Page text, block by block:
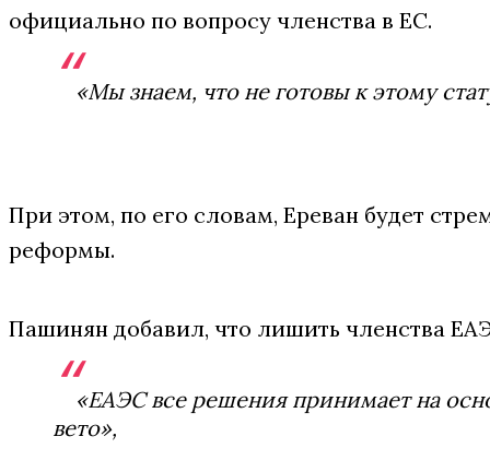
официально по вопросу членства в ЕС.
«Мы знаем, что не готовы к этому
При этом, по его словам, Ереван будет
реформы.
Пашинян добавил, что лишить членства
«ЕАЭС все решения принимает на
вето»,